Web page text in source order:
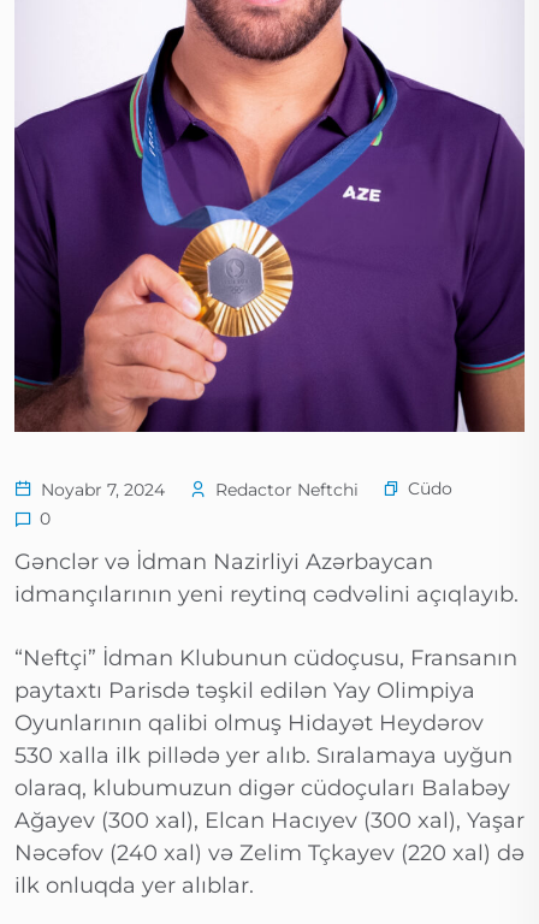
Noyabr 7, 2024 Redactor Neftchi
Cüdo
0
Gənclər və İdman Nazirliyi Azərbaycan
idmançılarının yeni reytinq cədvəlini açıqlayıb.
“Neftçi” İdman Klubunun cüdoçusu, Fransanın
paytaxtı Parisdə təşkil edilən Yay Olimpiya
Oyunlarının qalibi olmuş Hidayət Heydərov
530 xalla ilk pillədə yer alıb. Sıralamaya uyğun
olaraq, klubumuzun digər cüdoçuları Balabəy
Ağayev (300 xal), Elcan Hacıyev (300 xal), Yaşar
Nəcəfov (240 xal) və Zelim Tçkayev (220 xal) də
ilk onluqda yer alıblar.